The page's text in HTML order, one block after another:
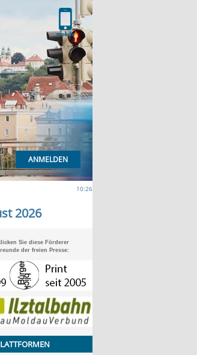
ANMELDEN
10:26
2026
Sie diese Förderer
der freien Presse: